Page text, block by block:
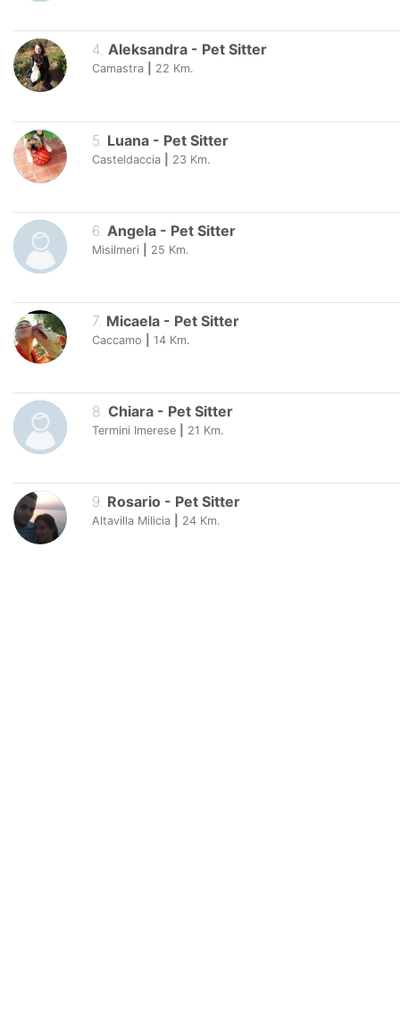
4. Aleksandra - Pet Sitter
Camastra 22 Km.
5 Luana - Pet Sitter
Casteldaccia 23 Km.
6 Angela - Pet Sitter
Misilmeri 25 Km.
7. Micaela - Pet Sitter
Caccamo 14 Km.
8. Chiara - Pet Sitter
Termini Imerese 21 Km.
9. Rosario - Pet Sitter
Altavilla Milicia 24 Km.